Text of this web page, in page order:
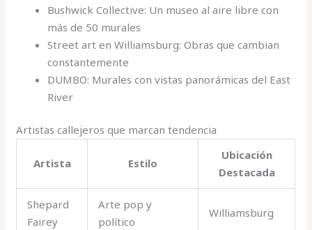
Bushwick Collective: Un museo al aire libre con
más de 50 murales
Street art en Williamsburg: Obras que cambian
constantemente
DUMBO: Murales con vistas panorámicas del East
River
Artistas callejeros que marcan tendencia
Artista Estilo
Ubicación
Destacada
Shepard
Fairey
Arte pop y
político
Williamsburg